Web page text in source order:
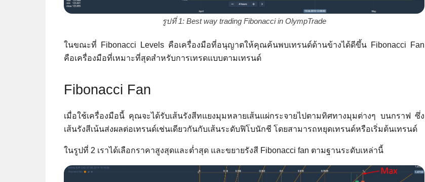
รูปที่ 1: Best way trading Fibonacci in OlympTrade
ในขณะที่ Fibonacci Levels คือเครื่องมือที่อนุญาตให้คุณค้นพบเทรนด์ด้านข้างได้ดีขึ้น Fibonacci Fan
คือเครื่องมือที่เหมาะที่สุดสำหรับการเทรดแบบตามเทรนด์
Fibonacci Fan
เมื่อใช้เครื่องมือนี้ คุณจะได้รับเส้นรังสีทแยงมุมหลายเส้นแผ่กระจายไปตามทิศทางมุมต่างๆ บนกราฟ ซึ่ง
เส้นรังสีเน้นส่งผลต่อเทรนด์เช่นเดียวกันกับเส้นระดับฟิโบนักชี โดยสามารถหยุดเทรนด์หรือเริ่มต้นเทรนด์
ในรูปที่ 2 เราได้เลือกราคาสูงสุดและต่ำสุด และขยายรังสี Fibonacci fan ตามฐานระดับเหล่านี้